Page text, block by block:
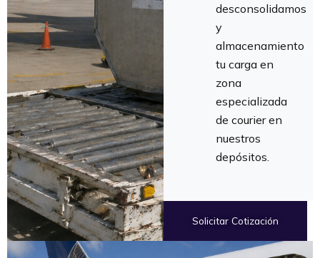
desconsolidamos
y
almacenamiento
tu carga en
zona
especializada
de courier en
nuestros
depósitos.
Solicitar Cotización